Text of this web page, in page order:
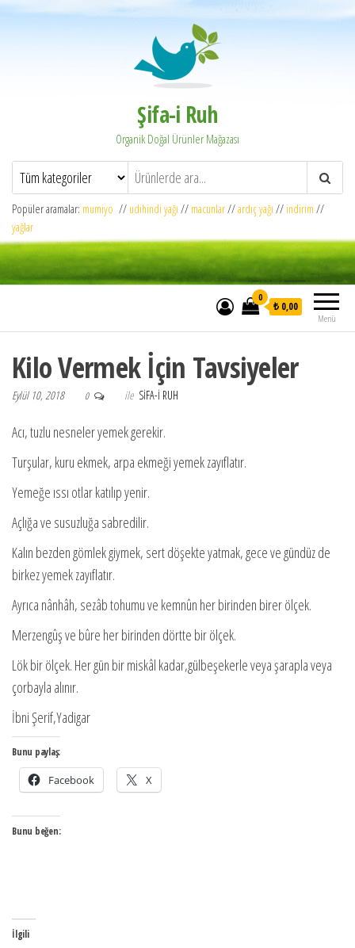
Şifa-i Ruh
Organik Doğal Ürünler Mağazası
Popüler aramalar: mumiyo // udihindi yağı // macunlar//ardıç yağı // indirim //
yağlar
Menü
0
₺ 0,00
Kilo Vermek İçin Tavsiyeler
Eylül 10, 2018 0 ile SIFA-I RUH
Acı, tuzlu nesneler yemek gerekir.
Turşular, kuru ekmek, arpa ekmeği yemek zayıflatır.
Yemeğe ıssı otlar katılıp yenir.
Açlığa ve susuzluğa sabredilir.
Kalın bezden gömlek giymek, sert döşekte yatmak, gece ve gündüz de
birkez yemek zayıflatır.
Ayrıca nânhâh, sezâb tohumu ve kemnûn her birinden birer ölçek.
Merzengûş ve bûre her birinden dörtte bir ölçek.
Lök bir ölçek. Her gün bir miskâl kadar,gülbeşekerle veya şarapla veya
çorbayla alınır.
İbni Şerif,Yadigar
Bunu paylaş:
Facebook X
Bunu beğen:
İlgili